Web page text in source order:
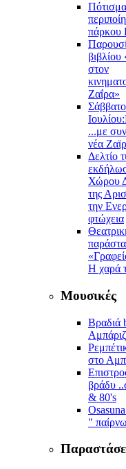
πάρκου
στον
Ζαΐρα»
...με
νέα
Δελτίο
Χώρου
της
την
φτώχεια
Η χαρά
Μουσικές
Βραδιά
στο
βράδυ
& 80's
"